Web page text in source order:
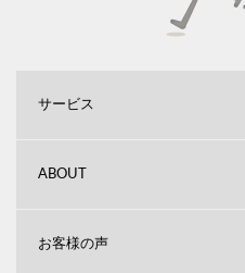
サービス
ABOUT
お客様の声